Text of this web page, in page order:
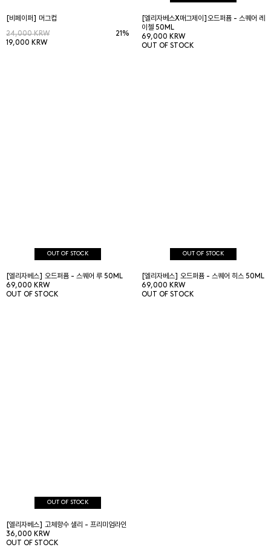
[비페이퍼] 머그컵
24,000 KRW
19,000 KRW
21%
[엘리자베스X매그제이]오드퍼퓸 - 스퀘어 레
이첼 50ML
69,000 KRW
OUT OF STOCK
OUT OF STOCK
[엘리자베스] 오드퍼퓸 - 스퀘어 루 50ML
69,000 KRW
OUT OF STOCK
OUT OF STOCK
[엘리자베스] 오드퍼퓸 - 스퀘어 히스 50ML
69,000 KRW
OUT OF STOCK
OUT OF STOCK
[엘리자베스] 고체향수 샐리 - 프리미엄라인
36,000 KRW
OUT OF STOCK